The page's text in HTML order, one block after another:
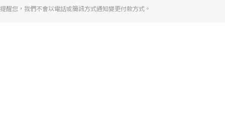
提醒您，我們不會以電話或簡訊方式通知變更付款方式。